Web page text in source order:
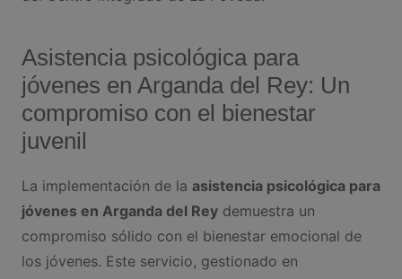
Asistencia psicológica para
jóvenes en Arganda del Rey: Un
compromiso con el bienestar
juvenil
La implementación de la asistencia psicológica para
jóvenes en Arganda del Reydemuestra un
compromiso sólido con el bienestar emocional de
los jóvenes. Este servicio, gestionado en